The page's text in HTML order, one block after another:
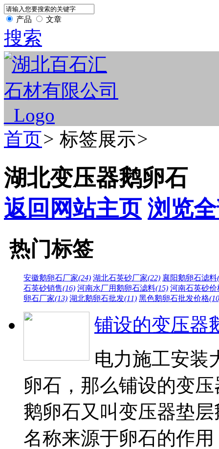
产品 文章
搜索
首页> 标签展示>
湖北变压器鹅卵石
返回网站主页 浏览
热门标签
安徽鹅卵石厂家(24) 湖北石英砂厂家(22) 襄阳鹅卵石滤料
石英砂销售(16) 河南水厂用鹅卵石滤料(15) 河南石英砂价
卵石厂家(13) 湖北鹅卵石批发(11) 黑色鹅卵石批发价格
铺设的变压器
电力施工安装
卵石，那么铺设的变
鹅卵石又叫变压器垫
名称来源于卵石的作